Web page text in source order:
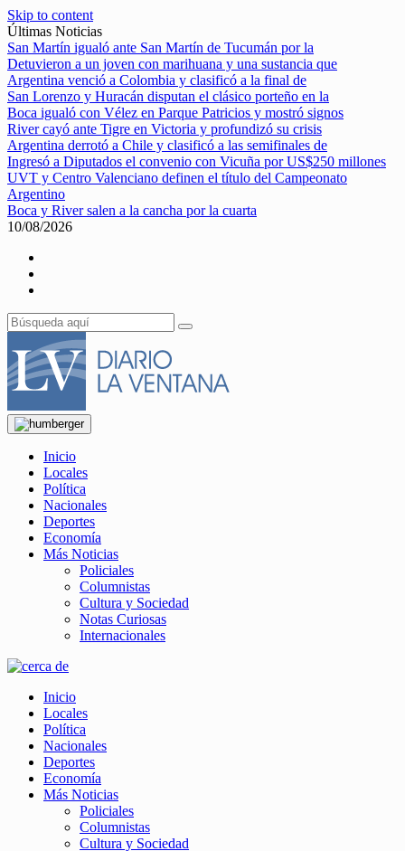
Skip to content
Últimas Noticias
San Martín igualó ante San Martín de Tucumán por la
Detuvieron a un joven con marihuana y una sustancia que
Argentina venció a Colombia y clasificó a la final de
San Lorenzo y Huracán disputan el clásico porteño en la
Boca igualó con Vélez en Parque Patricios y mostró signos
River cayó ante Tigre en Victoria y profundizó su crisis
Argentina derrotó a Chile y clasificó a las semifinales de
Ingresó a Diputados el convenio con Vicuña por US$250 millones
UVT y Centro Valenciano definen el título del Campeonato
Argentino
Boca y River salen a la cancha por la cuarta
10/08/2026
Inicio
Locales
Política
Nacionales
Deportes
Economía
Más Noticias
Policiales
Columnistas
Cultura y Sociedad
Notas Curiosas
Internacionales
Inicio
Locales
Política
Nacionales
Deportes
Economía
Más Noticias
Policiales
Columnistas
Cultura y Sociedad